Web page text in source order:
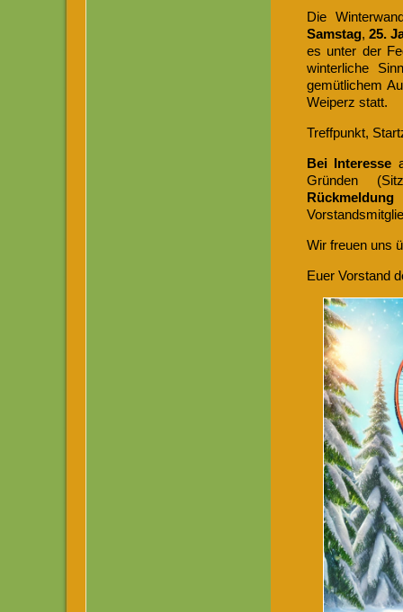
Die
Samstag,25.
es unter der
winterliche
gemütlichem
Weiperz statt.
Treffpunkt,
Bei Interesse
Gründen
Rückmeldung
Wir freuen uns
Euer Vorstand